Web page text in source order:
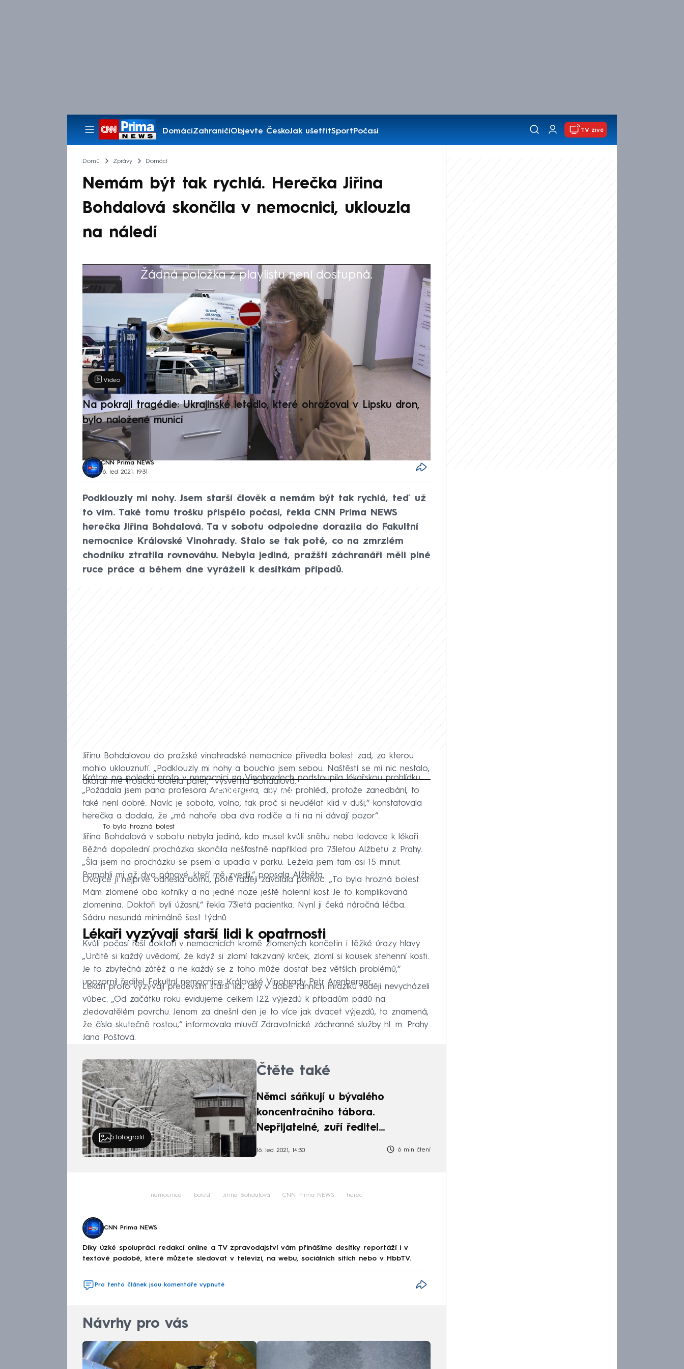
DomácíZahraničíObjevte ČeskoJak ušetřitSportPočasí
Pořady
TV živě
Domů Zprávy Domácí
Nemám být tak rychlá. Herečka Jiřina
Bohdalová skončila v nemocnici, uklouzla
na náledí
Žádná položka z playlistu není dostupná.
Výběr redakce
Video
Na pokraji tragédie: Ukrajinské letadlo, které ohrožoval v Lipsku dron,
bylo naložené municí
CNN Prima NEWS
16. led 2021, 19:31
Podklouzly mi nohy. Jsem starší člověk a nemám být tak rychlá, teď už
to vím. Také tomu trošku přispělo počasí, řekla CNN Prima NEWS
herečka Jiřina Bohdalová. Ta v sobotu odpoledne dorazila do Fakultní
nemocnice Královské Vinohrady. Stalo se tak poté, co na zmrzlém
chodníku ztratila rovnováhu. Nebyla jediná, pražští záchranáři měli plné
ruce práce a během dne vyráželi k desítkám případů.
Jiřinu Bohdalovou do pražské vinohradské nemocnice přivedla bolest zad, za kterou
mohlo uklouznutí. „Podklouzly mi nohy a bouchla jsem sebou. Naštěstí se mi nic nestalo,
akorát mě trošičku bolela páteř,“ vysvětlila Bohdalová.
Failed to fetch
Krátce po poledni proto v nemocnici na Vinohradech podstoupila lékařskou prohlídku.
„Požádala jsem pana profesora Arenbergera, aby mě prohlédl, protože zanedbání, to
také není dobré. Navíc je sobota, volno, tak proč si neudělat klid v duši,“ konstatovala
herečka a dodala, že „má nahoře oba dva rodiče a ti na ni dávají pozor“.
To byla hrozná bolest
Jiřina Bohdalová v sobotu nebyla jediná, kdo musel kvůli sněhu nebo ledovce k lékaři.
Běžná dopolední procházka skončila nešťastně například pro 73letou Alžbetu z Prahy.
„Šla jsem na procházku se psem a upadla v parku. Ležela jsem tam asi 15 minut.
Pomohli mi až dva pánové, kteří mě zvedli,“ popsala Alžběta.
Dvojice ji nejprve odnesla domů, poté raději zavolala pomoc. „To byla hrozná bolest.
Mám zlomené oba kotníky a na jedné noze ještě holenní kost. Je to komplikovaná
zlomenina. Doktoři byli úžasní,“ řekla 73letá pacientka. Nyní ji čeká náročná léčba.
Sádru nesundá minimálně šest týdnů.
Lékaři vyzývají starší lidi k opatrnosti
Kvůli počasí řeší doktoři v nemocnicích kromě zlomených končetin i těžké úrazy hlavy.
„Určitě si každý uvědomí, že když si zlomí takzvaný krček, zlomí si kousek stehenní kosti.
Je to zbytečná zátěž a ne každý se z toho může dostat bez větších problémů,“
upozornil ředitel Fakultní nemocnice Královské Vinohrady Petr Arenberger.
Lékaři proto vyzývají především starší lidi, aby v době ranních mrazíků raději nevycházeli
vůbec. „Od začátku roku evidujeme celkem 122 výjezdů k případům pádů na
zledovatělém povrchu. Jenom za dnešní den je to více jak dvacet výjezdů, to znamená,
že čísla skutečně rostou,“ informovala mluvčí Zdravotnické záchranné služby hl. m. Prahy
Jana Poštová.
5fotografií
Čtěte také
Němci sáňkují u bývalého
koncentračního tábora.
Nepřijatelné, zuří ředitel
16. led 2021, 14:30 6 min čtení
nemocnice bolest Jiřina Bohdalová CNN Prima NEWS herec
CNN Prima NEWS
Díky úzké spolupráci redakcí online a TV zpravodajství vám přinášíme desítky reportáží i v
textové podobě, které můžete sledovat v televizi, na webu, sociálních sítích nebo v HbbTV.
Pro tento článek jsou komentáře vypnuté
Návrhy pro vás